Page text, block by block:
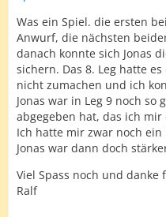
Was ein Spiel. die ersten
Anwurf, die nächsten
danach konnte sich Jonas
sichern. Das 8. Leg hatte
nicht zumachen und ich
Jonas war in Leg 9 noch so
abgegeben hat, das ich
Ich hatte mir zwar noch
Jonas war dann doch
Viel Spass noch und danke
Ralf